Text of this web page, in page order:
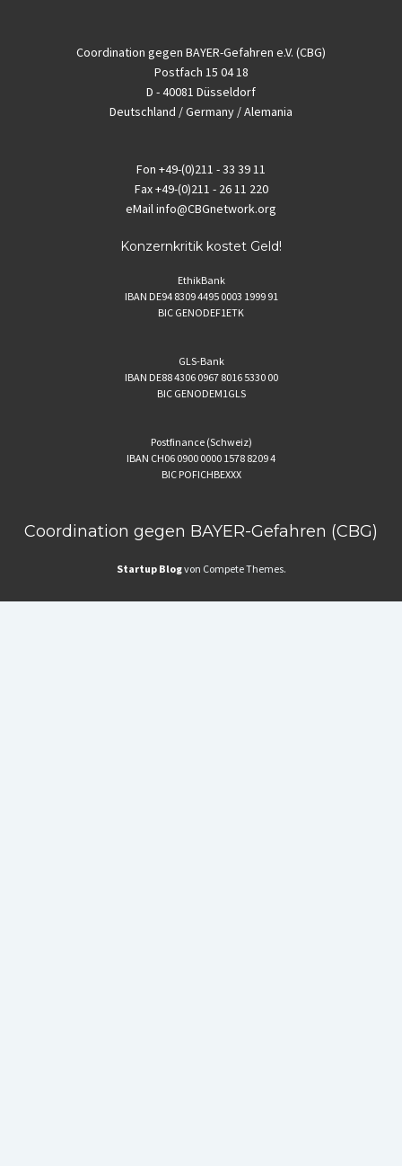
Coordination gegen BAYER-Gefahren e.V. (CBG)
Postfach 15 04 18
D - 40081 Düsseldorf
Deutschland / Germany / Alemania
Fon +49-(0)211 - 33 39 11
Fax+49-(0)211 - 26 11 220
eMailinfo@CBGnetwork.org
Konzernkritik kostet Geld!
EthikBank
IBAN DE94 8309 4495 0003 1999 91
BIC GENODEF1ETK
GLS-Bank
IBAN DE88 4306 0967 8016 5330 00
BIC GENODEM1GLS
Postfinance (Schweiz)
IBAN CH06 0900 0000 1578 8209 4
BIC POFICHBEXXX
Coordination gegen BAYER-Gefahren (CBG)
Startup Blogvon Compete Themes.